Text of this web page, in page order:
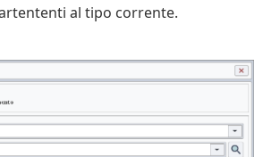
al tipo corrente.